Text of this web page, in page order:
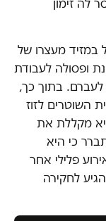
לה זימון
מעצרו של
ופסולה לעבודת
לעברם. בתוך כך,
השוטרים לזוז
מקללת את
כי היא
פלילי אחר
לחקירה